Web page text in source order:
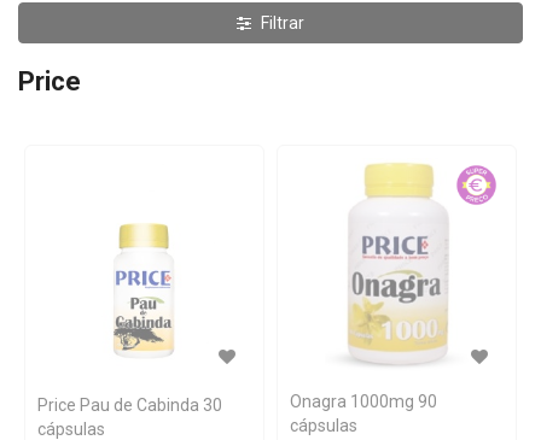
Filtrar
Price
Price Pau de Cabinda 30
cápsulas
Onagra 1000mg 90
cápsulas